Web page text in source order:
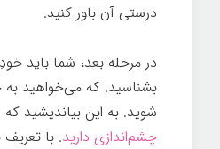
درستی آن باور کنيد.
در مرحله بعد، شما باید خودِ
بشناسید. که می‌خواهید
شوید. به این بیاندیشید
چشم‌اندازی دارید. با تعریف